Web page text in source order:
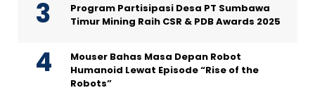
Program Partisipasi Desa PT Sumbawa
Timur Mining Raih CSR & PDB Awards 2025
Mouser Bahas Masa Depan Robot
Humanoid Lewat Episode “Rise of the
Robots”